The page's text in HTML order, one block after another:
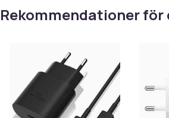
Utgång: USB-C
Rekommendationer för